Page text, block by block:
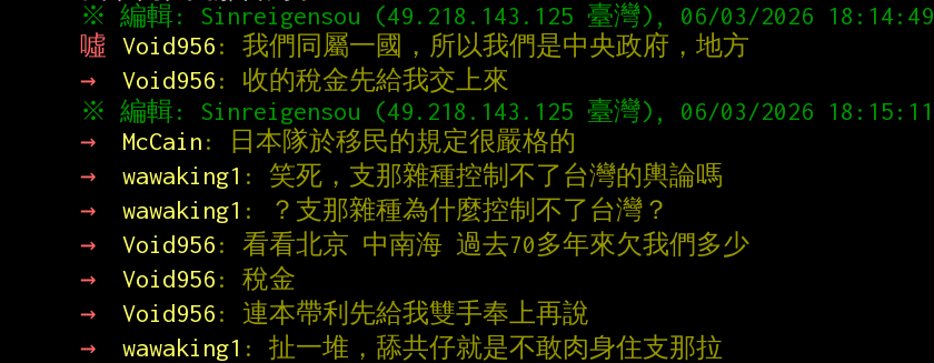
※ 編輯: Sinreigensou (49.218.143.125 臺灣), 06/03/2026 18:14:49
噓 Void956: 我們同屬一國，所以我們是中央政府，地方
→
Void956: 收的稅金先給我交上來
※ 編輯: Sinreigensou (49.218.143.125 臺灣), 06/03/2026 18:15:11
→
McCain: 日本隊於移民的規定很嚴格的
→
wawaking1 : 笑死，支那雜種控制不了台灣的輿論嗎
→
wawaking1 : ？支那雜種為什麼控制不了台灣？
→
Void956: 看看北京 中南海 過去70多年來欠我們多少
→
Void956: 稅金
→
Void956: 連本帶利先給我雙手奉上再說
→
wawaking1 : 扯一堆，舔共仔就是不敢肉身住支那拉